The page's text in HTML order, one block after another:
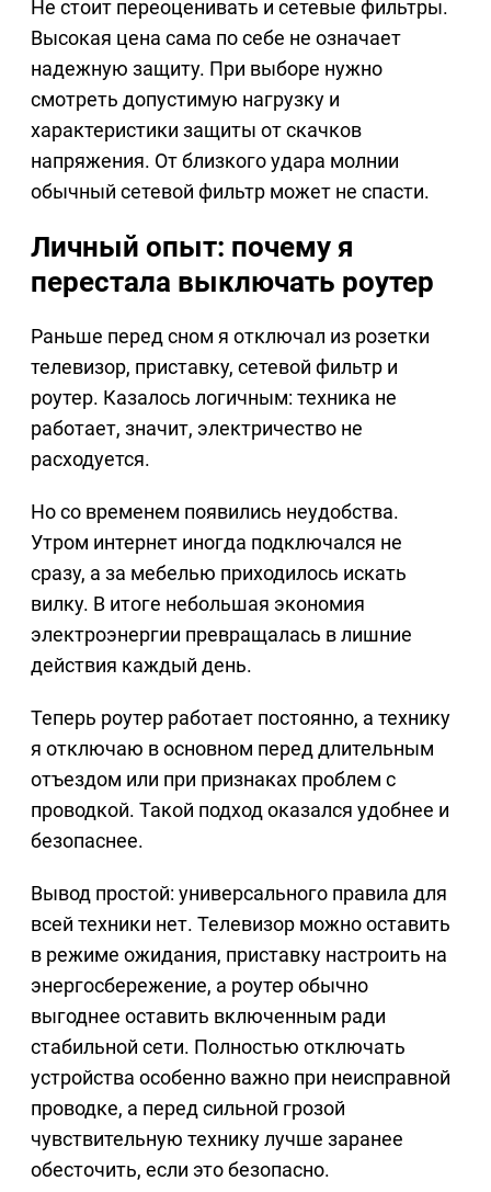
Не стоит переоценивать и сетевые фильтры.
Высокая цена сама по себе не означает
надежную защиту. При выборе нужно
смотреть допустимую нагрузку и
характеристики защиты от скачков
напряжения. От близкого удара молнии
обычный сетевой фильтр может не спасти.
Личный опыт: почему я
перестала выключать роутер
Раньше перед сном я отключал из розетки
телевизор, приставку, сетевой фильтр и
роутер. Казалось логичным: техника не
работает, значит, электричество не
расходуется.
Но со временем появились неудобства.
Утром интернет иногда подключался не
сразу, а за мебелью приходилось искать
вилку. В итоге небольшая экономия
электроэнергии превращалась в лишние
действия каждый день.
Теперь роутер работает постоянно, а технику
я отключаю в основном перед длительным
отъездом или при признаках проблем с
проводкой. Такой подход оказался удобнее и
безопаснее.
Вывод простой: универсального правила для
всей техники нет. Телевизор можно оставить
в режиме ожидания, приставку настроить на
энергосбережение, а роутер обычно
выгоднее оставить включенным ради
стабильной сети. Полностью отключать
устройства особенно важно при неисправной
проводке, а перед сильной грозой
чувствительную технику лучше заранее
обесточить, если это безопасно.